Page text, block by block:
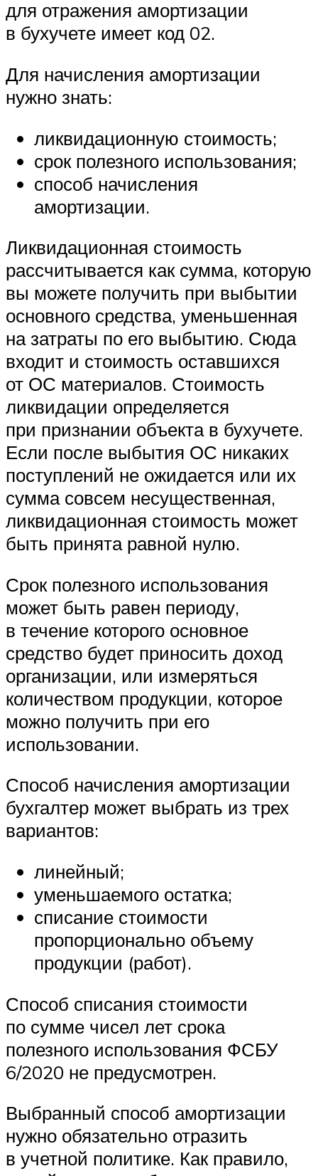
для отражения амортизации
в бухучете имеет код 02.
Для начисления амортизации
нужно знать:
ликвидационную стоимость;
срок полезного использования;
способ начисления
амортизации.
Ликвидационная стоимость
рассчитывается как сумма, которую
вы можете получить при выбытии
основного средства, уменьшенная
на затраты по его выбытию. Сюда
входит и стоимость оставшихся
от ОС материалов. Стоимость
ликвидации определяется
при признании объекта в бухучете.
Если после выбытия ОС никаких
поступлений не ожидается или их
сумма совсем несущественная,
ликвидационная стоимость может
быть принята равной нулю.
Срок полезного использования
может быть равен периоду,
в течение которого основное
средство будет приносить доход
организации, или измеряться
количеством продукции, которое
можно получить при его
использовании.
Способ начисления амортизации
бухгалтер может выбрать из трех
вариантов:
линейный;
уменьшаемого остатка;
списание стоимости
пропорционально объему
продукции (работ).
Способ списания стоимости
по сумме чисел лет срока
полезного использования ФСБУ
6/2020 не предусмотрен.
Выбранный способ амортизации
нужно обязательно отразить
в учетной политике. Как правило,